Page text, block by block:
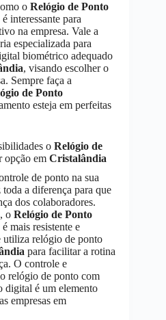
o Relógio de Ponto
é interessante para
na empresa. Vale a
especializada para
biométrico adequado
, visando escolher o
Sempre faça a
de Ponto
esteja em perfeitas
o Relógio de
opção em Cristalândia
de ponto na sua
toda a diferença para que
dos colaboradores.
o Relógio de Ponto
é mais resistente e
utiliza relógio de ponto
para facilitar a rotina
O controle e
relógio de ponto com
digital é um elemento
empresas em